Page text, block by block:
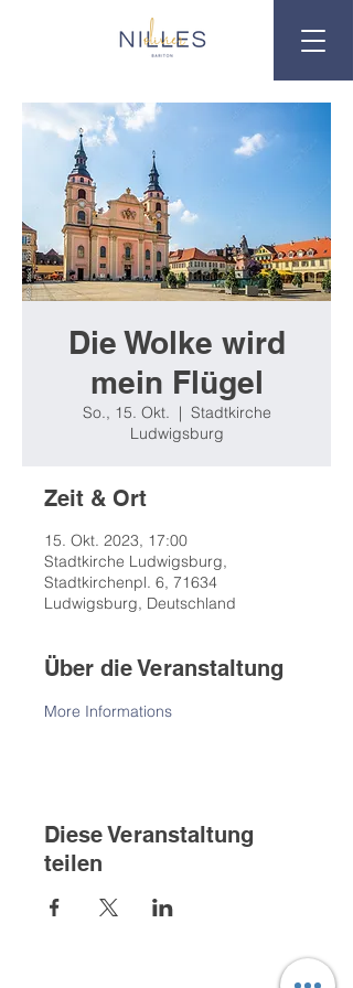
Die Wolke wird
mein Flügel
So., 15. Okt.
  |
Stadtkirche
Ludwigsburg
Zeit & Ort
15. Okt. 2023, 17:00
Stadtkirche Ludwigsburg,
Stadtkirchenpl. 6, 71634
Ludwigsburg, Deutschland
Über die Veranstaltung
More Informations
Diese Veranstaltung
teilen